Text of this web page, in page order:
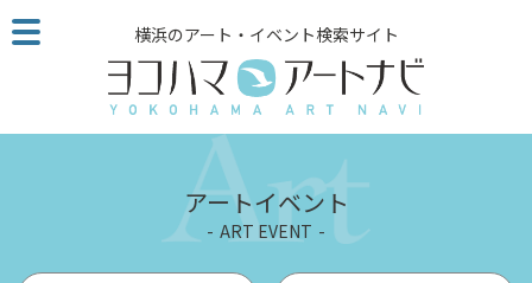
こ
の
ジ
横浜のアート・イベント検索サイト
アートイベント
ART EVENT